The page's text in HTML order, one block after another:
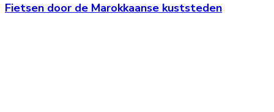
Fietsen door de Marokkaanse kuststeden